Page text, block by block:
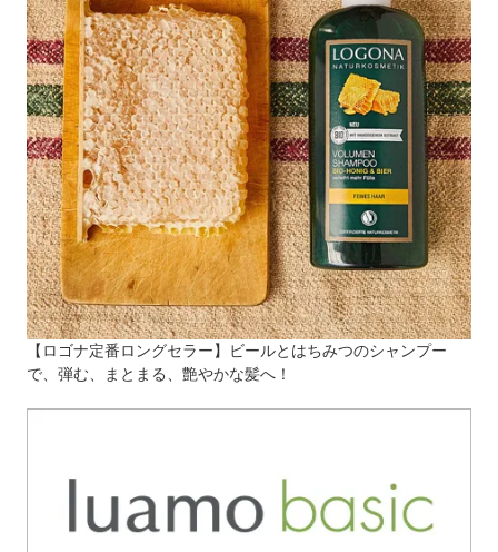
【ロゴナ定番ロングセラー】ビールとはちみつのシャンプー
で、弾む、まとまる、艶やかな髪へ！